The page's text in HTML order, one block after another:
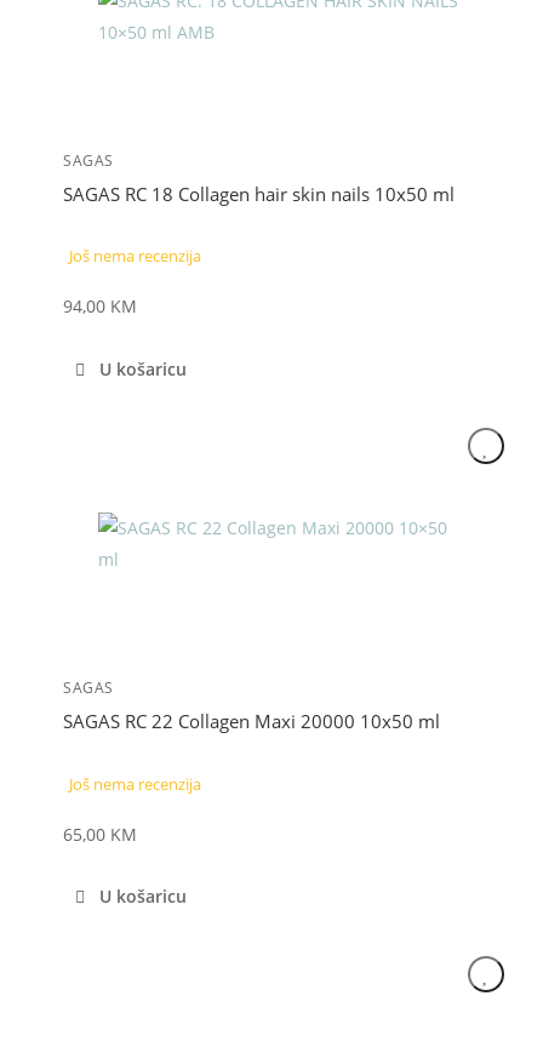
SAGAS
SAGAS RC 18 Collagen hair skin nails 10x50 ml
Još nema recenzija
94,00 KM
U košaricu
SAGAS
SAGAS RC 22 Collagen Maxi 20000 10x50 ml
Još nema recenzija
65,00 KM
U košaricu